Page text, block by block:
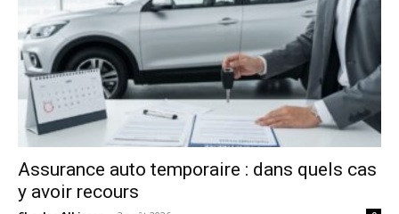
Assurance auto temporaire : dans quels cas
y avoir recours